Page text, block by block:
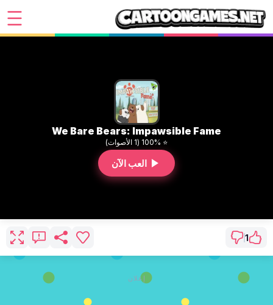
We Bare Bears: Impawsible Fame
⭐ 100% (1 الأصوات)
العب الآن
1
إعلان